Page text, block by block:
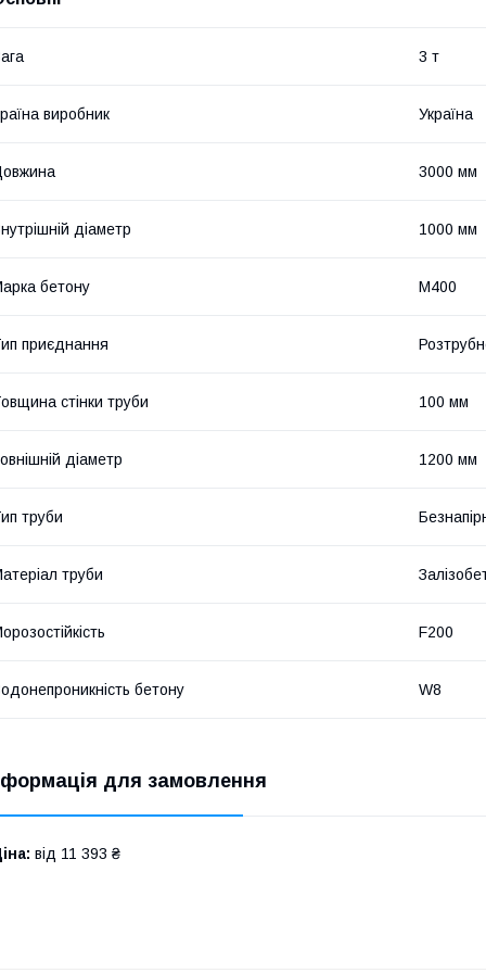
3 т
виробник Україна
3000 мм
діаметр 1000 мм
бетону М400
приєднання
стінки труби 100 мм
діаметр 1200 мм
труби
труби
F200
бетону W8
для замовлення
від 11 393 ₴